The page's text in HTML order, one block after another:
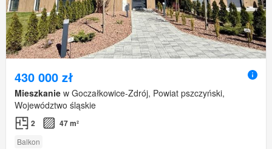
430 000 zł
Mieszkanie w Goczałkowice-Zdrój, Powiat pszczyński,
Województwo śląskie
2 47 m²
Balkon